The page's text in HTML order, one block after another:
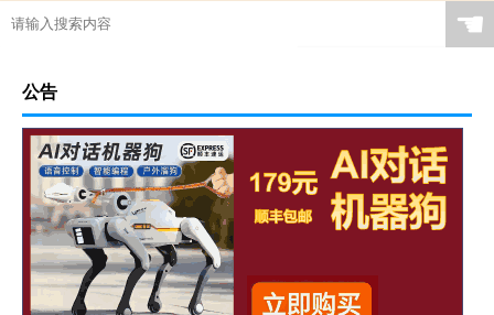
☚
公告